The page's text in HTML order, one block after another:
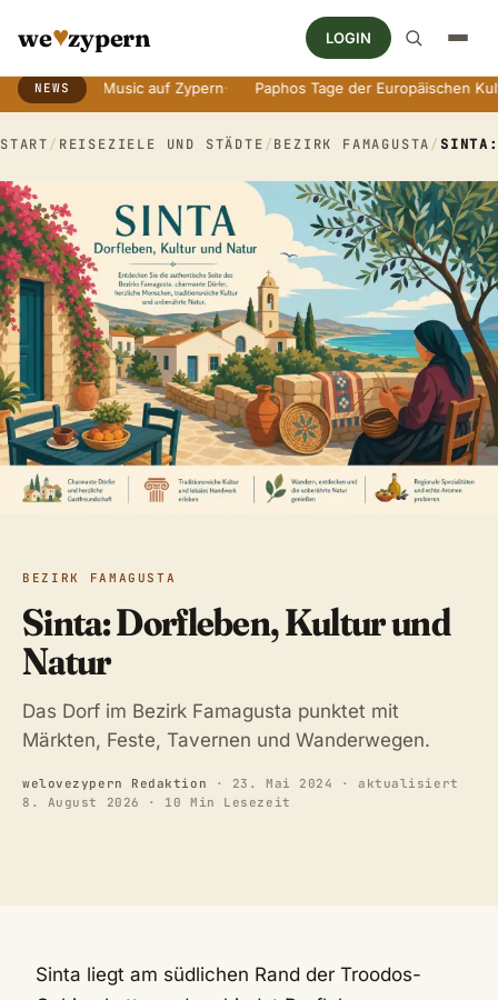
we♥zypern LOGIN
NEWS
Breaking News Ticker
Music auf Zypern· Paphos Tage der Europäischen Kultur·
START/ REISEZIELE UND STÄDTE/BEZIRK FAMAGUSTA/SINTA:
BEZIRK FAMAGUSTA
Sinta: Dorfleben, Kultur und
Natur
Das Dorf im Bezirk Famagusta punktet mit
Märkten, Feste, Tavernen und Wanderwegen.
welovezypern Redaktion · 23. Mai 2024 · aktualisiert
8. August 2026
· 10 Min Lesezeit
Sinta liegt am südlichen Rand der Troodos-